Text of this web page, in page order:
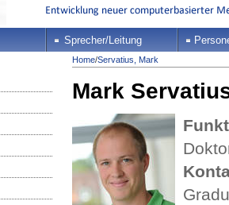
Sprecher/Leitung
Home/Servatius, Mark
Mark